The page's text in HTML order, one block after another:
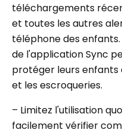
téléchargements
et toutes les autres
téléphone des
de l'application Sync
protéger leurs
et les escroqueries.
– Limitez l'utilisation
facilement vérifier